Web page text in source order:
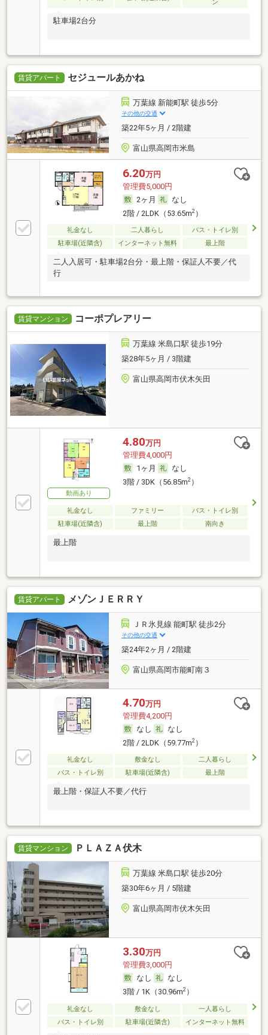
ン
駐車場2台分
賃貸アパート セジュールあかね
万葉線 新能町駅 徒歩5分
その他の交通
築22年5ヶ月 / 2階建
富山県高岡市米島
6.20万円
管理費5,000円
2ヶ月
なし
2階 / 2LDK（53.65m2）
礼金なし 二人暮らし
バス・トイレ別
駐車場(近隣含)
インターネット無料 最上階
二人入居可・駐車場2台分・最上階・保証人不要／代
行
賃貸マンション コーポプレアリー
万葉線 米島口駅 徒歩19分
築28年5ヶ月 / 3階建
富山県高岡市伏木矢田
動画あり
4.80万円
管理費4,000円
1ヶ月
なし
3階 / 3DK（56.85m2）
礼金なし ファミリー
バス・トイレ別
駐車場(近隣含)
最上階 南向き
最上階
賃貸アパート メゾンＪＥＲＲＹ
ＪＲ氷見線 能町駅 徒歩2分
その他の交通
築24年2ヶ月 / 2階建
富山県高岡市能町南３
4.70万円
管理費4,200円
なし
なし
2階 / 2LDK（59.77m2）
礼金なし 敷金なし
二人暮らし
バス・トイレ別
駐車場(近隣含) 最上階
最上階・保証人不要／代行
賃貸マンション ＰＬＡＺＡ伏木
万葉線 米島口駅 徒歩20分
築30年6ヶ月 / 5階建
富山県高岡市伏木矢田
3.30万円
管理費3,000円
なし
なし
3階 / 1K（30.96m2）
礼金なし 敷金なし
一人暮らし
バス・トイレ別
駐車場(近隣含) インターネット無料